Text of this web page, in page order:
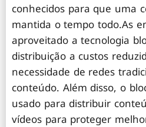
conhecidos para que uma
mantida o tempo todo.As
aproveitado a tecnologia
distribuição a custos
necessidade de redes
conteúdo. Além disso, o
usado para distribuir
vídeos para proteger